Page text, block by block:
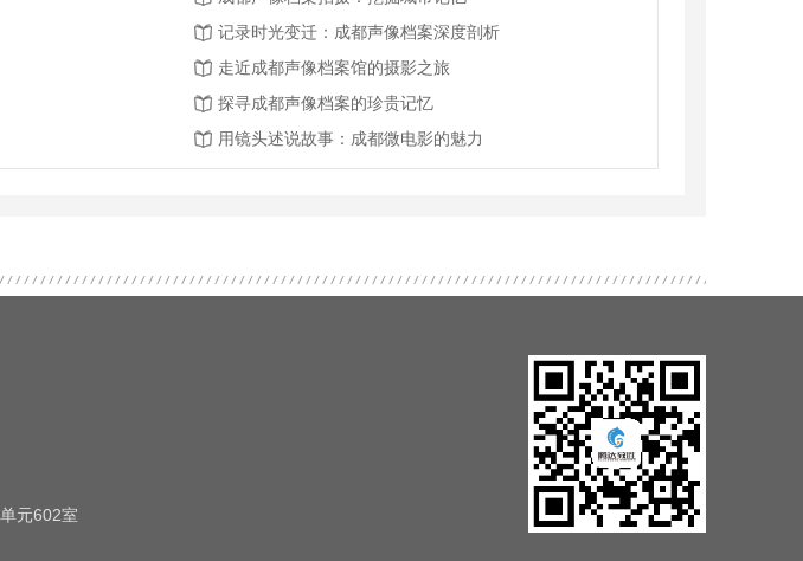
记录时光变迁：成都声像档案深度剖析
走近成都声像档案馆的摄影之旅
探寻成都声像档案的珍贵记忆
用镜头述说故事：成都微电影的魅力
元602室